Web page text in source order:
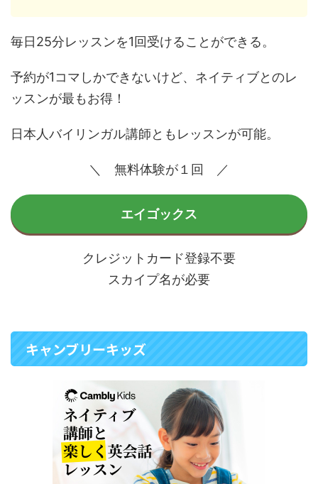
毎日25分レッスンを1回受けることができる。
予約が1コマしかできないけど、ネイティブとのレ
ッスンが最もお得！
日本人バイリンガル講師ともレッスンが可能。
＼ 無料体験が１回 ／
エイゴックス
クレジットカード登録不要
スカイプ名が必要
キャンブリーキッズ